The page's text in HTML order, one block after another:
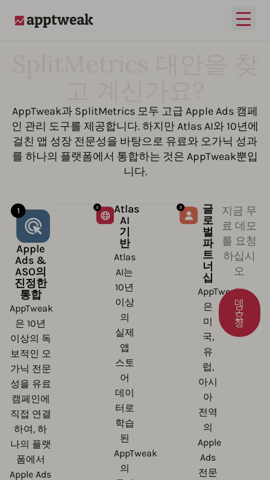
메인
AppTweak과 SplitMetrics 모두 고급 Apple Ads 캠페
인 관리 도구를 제공합니다. 하지만 Atlas AI와 10년에
걸친 앱 성장 전문성을 바탕으로 유료와 오가닉 성과
를 하나의 플랫폼에서 통합하는 것은 AppTweak뿐입
니다.
Apple
Ads &
ASO의
진정한
통합
AppTweak
은 10년
이상의 독
보적인 오
가닉 전문
성을 유료
캠페인에
직접 연결
하여, 하
나의 플랫
폼에서
Apple Ads
Atlas
AI
기
반
Atlas
AI는
10년
이상
의
실제
앱
스토
어
데이
터로
학습
된
AppTweak
의
글
로
벌
파
트
너
십
AppTweak
은
미
국,
유
럽,
아시
아
전역
의
Apple
Ads
전문
지금 무
료 데모
를 요청
하십시
오
데
모
요
청